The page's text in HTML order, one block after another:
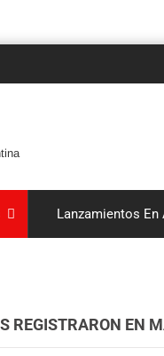
Lanzamientos En
REGISTRARON EN